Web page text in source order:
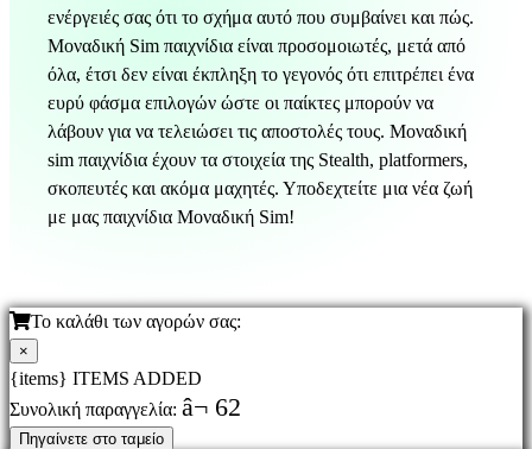
ενέργειές σας ότι το σχήμα αυτό που συμβαίνει και πώς.
Μοναδική Sim παιχνίδια είναι προσομοιωτές, μετά από
όλα, έτσι δεν είναι έκπληξη το γεγονός ότι επιτρέπει ένα
ευρύ φάσμα επιλογών ώστε οι παίκτες μπορούν να
λάβουν για να τελειώσει τις αποστολές τους. Μοναδική
sim παιχνίδια έχουν τα στοιχεία της Stealth, platformers,
σκοπευτές και ακόμα μαχητές. Υποδεχτείτε μια νέα ζωή
με μας παιχνίδια Μοναδική Sim!
Το καλάθι των αγορών σας:
×
{items} ITEMS ADDED
Συνολική παραγγελία: â¬ 62
Πηγαίνετε στο ταμείο